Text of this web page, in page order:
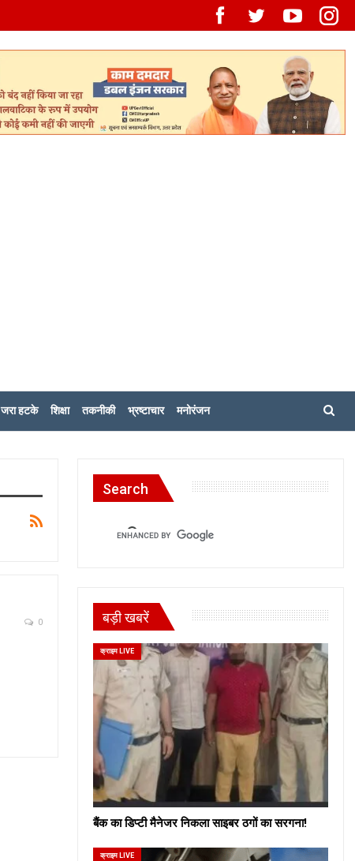
जरा हटके शिक्षा तकनीकी भ्रष्टाचार मनोरंजन
0
Search
बड़ी खबरें
क्राइम LIVE
बैंक का डिप्टी मैनेजर निकला साइबर ठगों का सरगना!
क्राइम LIVE